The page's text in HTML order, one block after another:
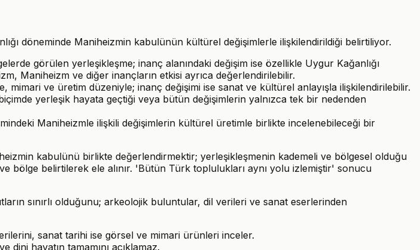
döneminde Maniheizmin kabulünün kültürel değişimlerle ilişkilendirildiği belirtiliyor.
görülen yerleşikleşme; inanç alanındaki değişim ise özellikle Uygur Kağanlığı
Maniheizm ve diğer inançların etkisi ayrıca değerlendirilebilir.
mimari ve üretim düzeniyle; inanç değişimi ise sanat ve kültürel anlayışla ilişkilendirilebilir.
yerleşik hayata geçtiği veya bütün değişimlerin yalnızca tek bir nedenden
Maniheizmle ilişkili değişimlerin kültürel üretimle birlikte incelenebileceği bir
kabulünü birlikte değerlendirmektir; yerleşikleşmenin kademeli ve bölgesel olduğu
bölge belirtilerek ele alınır. 'Bütün Türk toplulukları aynı yolu izlemiştir' sonucu
sınırlı olduğunu; arkeolojik buluntular, dil verileri ve sanat eserlerinden
sanat tarihi ise görsel ve mimari ürünleri inceler.
dini hayatın tamamını açıklamaz.